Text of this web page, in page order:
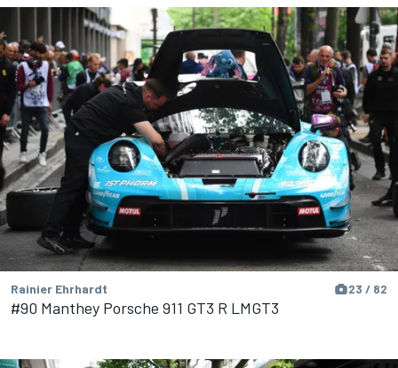
Rainier Ehrhardt 23 / 82
#90 Manthey Porsche 911 GT3 R LMGT3